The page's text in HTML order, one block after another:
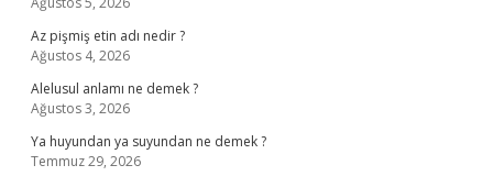
Az pişmiş etin adı nedir ?
Ağustos 4, 2026
Alelusul anlamı ne demek ?
Ağustos 3, 2026
Ya huyundan ya suyundan ne demek ?
Temmuz 29, 2026